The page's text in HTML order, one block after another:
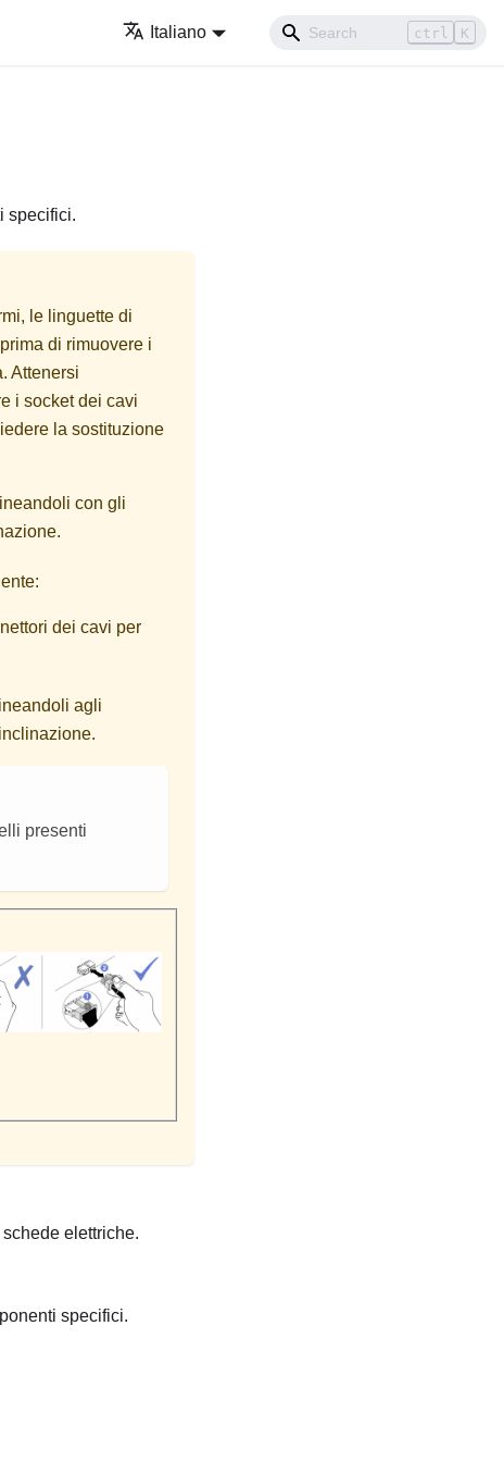
Italiano ctrl K
specifici.
le linguette di
di rimuovere i
Attenersi
i socket dei cavi
la sostituzione
con gli
dei cavi per
agli
presenti
elettriche.
specifici.